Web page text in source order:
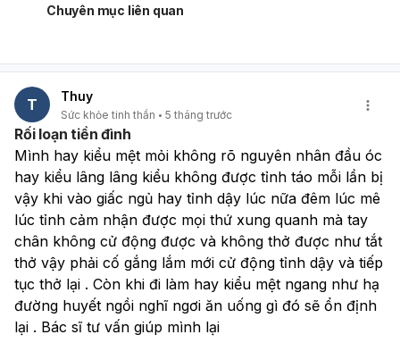
này sẽ giúp xác định nguyên nhân chính xác và đưa ra
Chuyên mục liên quan
T Thuy
Sức khỏe tinh thần 5 tháng trước
Rối loạn tiền đình
Mình hay kiểu mệt mỏi không rõ nguyên nhân đầu óc
hay kiểu lâng lâng kiểu không được tỉnh táo mỗi lần bị
vậy khi vào giấc ngủ hay tỉnh dậy lúc nữa đêm lúc mê
lúc tỉnh cảm nhận được mọi thứ xung quanh mà tay
chân không cử động được và không thở được như tắt
thở vậy phải cố gắng lắm mới cử động tỉnh dậy và tiếp
tục thở lại . Còn khi đi làm hay kiểu mệt ngang như hạ
đường huyết ngồi nghĩ ngơi ăn uống gì đó sẽ ổn định
lại . Bác sĩ tư vấn giúp mình lại